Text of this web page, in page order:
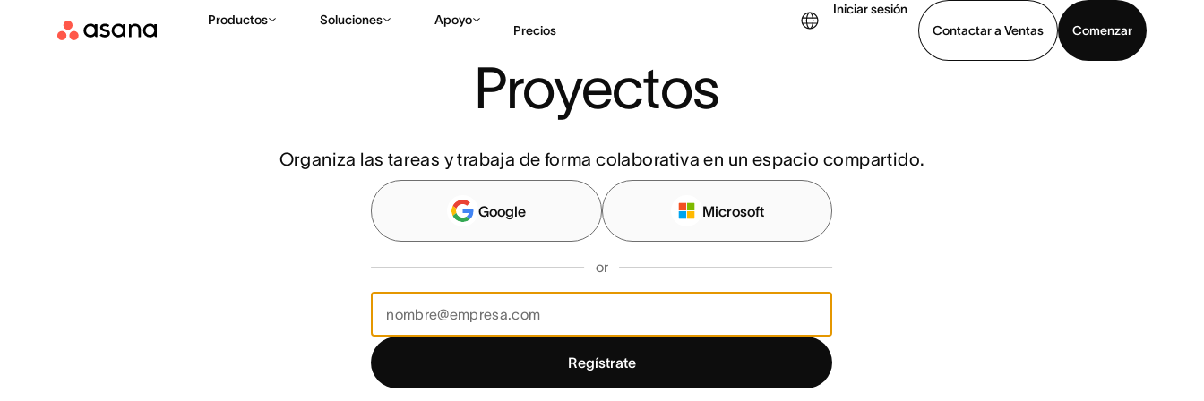
Productos Soluciones Apoyo
Precios
Iniciar sesión
Contactar a Ventas
Comenzar
Contactar a Ventas
Gestión de proyectos Proyectos
Proyectos
Organiza las tareas y trabaja de forma colaborativa en un espacio compartido.
Google Microsoft
or
Regístrate